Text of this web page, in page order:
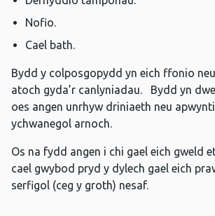
Nofio.
Cael bath.
Bydd y colposgopydd yn eich ffonio
atoch gyda’r canlyniadau. Bydd yn
oes angen unrhyw driniaeth neu
ychwanegol arnoch.
Os na fydd angen i chi gael eich gweld
cael gwybod pryd y dylech gael eich
serfigol (ceg y groth) nesaf.